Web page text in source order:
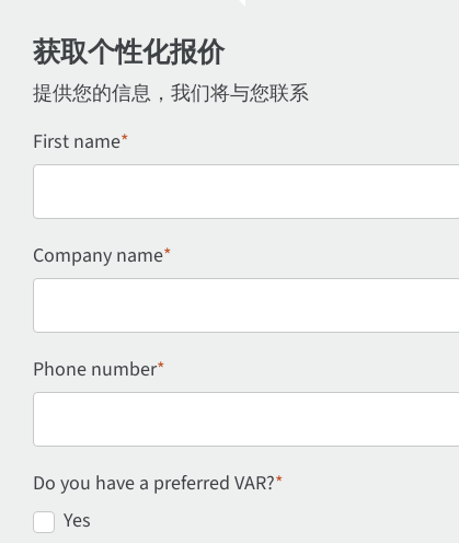
获取个性化报价
提供您的信息，我们将与您联系
First name*
Company name*
Phone number*
Do you have a preferred VAR?*
Yes